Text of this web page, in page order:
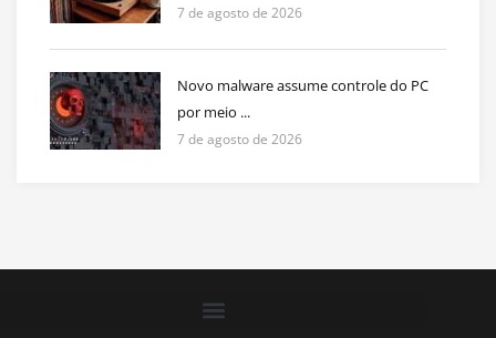
7 de agosto de 2026
Novo malware assume controle do PC
por meio ...
7 de agosto de 2026